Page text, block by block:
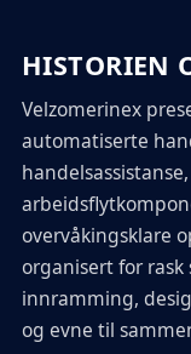
HISTORIEN
Velzomerinex
automatiserte
overvåkingsklare
organisert for
innramming,
og evne til